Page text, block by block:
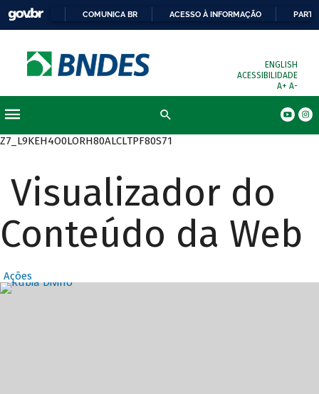
COMUNICA BR ACESSO À INFORMAÇÃO
ENGLISH
ACESSIBILIDADE
A+ A-
Z7_L9KEH4O0LORH80ALCLTPF80S71
Visualizador do
Conteúdo da Web
Ações
Destaques